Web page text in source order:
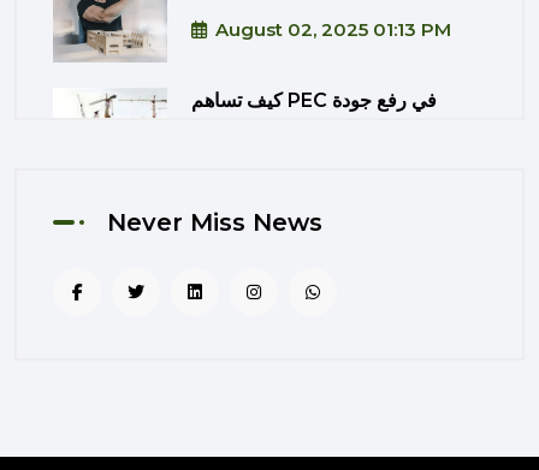
August 02, 2025 01:13 PM
كيف تساهم PEC في رفع جودة
أكثر إنسانية
والتكاليف؟
Never Miss News